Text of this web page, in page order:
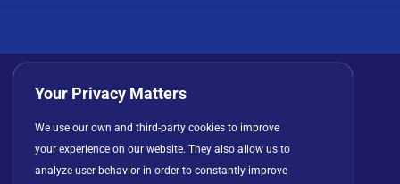
ライセンス契約
Your Privacy Matters
We use our own and third-party cookies to improve
your experience on our website. They also allow us to
analyze user behavior in order to constantly improve